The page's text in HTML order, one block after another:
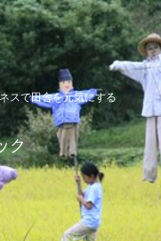
スで田舎を元気にする
ク